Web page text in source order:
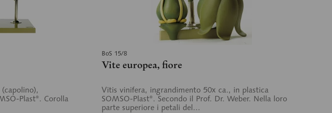
Plast®. Corolla
BoS 15/8
Vite europea, fiore
Vitis vinifera, ingrandimento 50x ca., in plastica
SOMSO-Plast®. Secondo il Prof. Dr. Weber. Nella loro
parte superiore i petali del...